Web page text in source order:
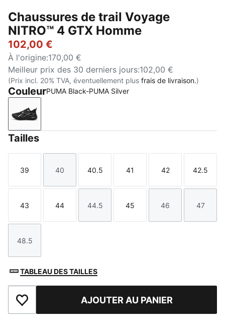
Chaussures de trail Voyage
NITRO™ 4 GTX Homme
102,00 €
À l'origine:170,00 €
Meilleur prix des 30 derniers jours:102,00 €
(Prix incl. 20% TVA, éventuellement plus frais de livraison.)
CouleurPUMA Black-PUMA Silver
PUMA Black-PUMA Silver
Tailles
Taille
39
Taille
40
Taille
40.5
Taille
41
Taille
42
Taille
42.5
Taille
43
Taille
44
Taille
44.5
Taille
45
Taille
46
Taille
47
Taille
48.5
TABLEAU DES TAILLES
Ajouter aux favorisAJOUTER AU PANIER